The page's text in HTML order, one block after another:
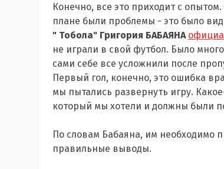
Конечно, все это приходит с
плане были проблемы - это было
" Тобола" Григория БАБАЯНА
не играли в свой футбол. Было
сами себе все усложнили после
Первый гол, конечно, это ошибка
мы пытались развернуть игру.
который мы хотели и должны были
По словам Бабаяна, им необходимо
правильные выводы.